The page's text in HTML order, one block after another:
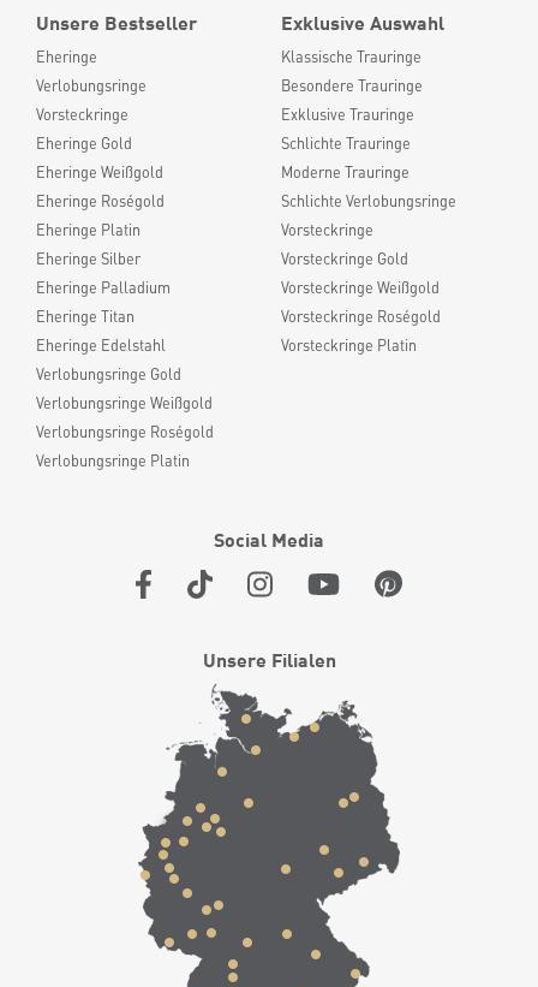
Unsere Bestseller
Eheringe
Verlobungsringe
Vorsteckringe
Eheringe Gold
Eheringe Weißgold
Eheringe Roségold
Eheringe Platin
Eheringe Silber
Eheringe Palladium
Eheringe Titan
Eheringe Edelstahl
Verlobungsringe Gold
Verlobungsringe Weißgold
Verlobungsringe Roségold
Verlobungsringe Platin
Exklusive Auswahl
Klassische Trauringe
Besondere Trauringe
Exklusive Trauringe
Schlichte Trauringe
Moderne Trauringe
Schlichte Verlobungsringe
Vorsteckringe
Vorsteckringe Gold
Vorsteckringe Weißgold
Vorsteckringe Roségold
Vorsteckringe Platin
Social Media
Unsere Filialen